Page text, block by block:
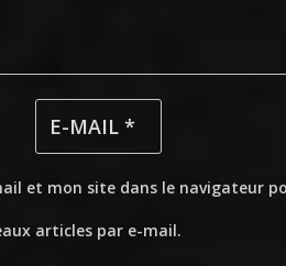
et mon site dans le navigateur
articles par e-mail.